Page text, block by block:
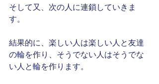
そして又、次の人に連鎖していきま
す。
結果的に、楽しい人は楽しい人と友達
の輪を作り、そうでない人はそうでな
い人と輪を作ります。